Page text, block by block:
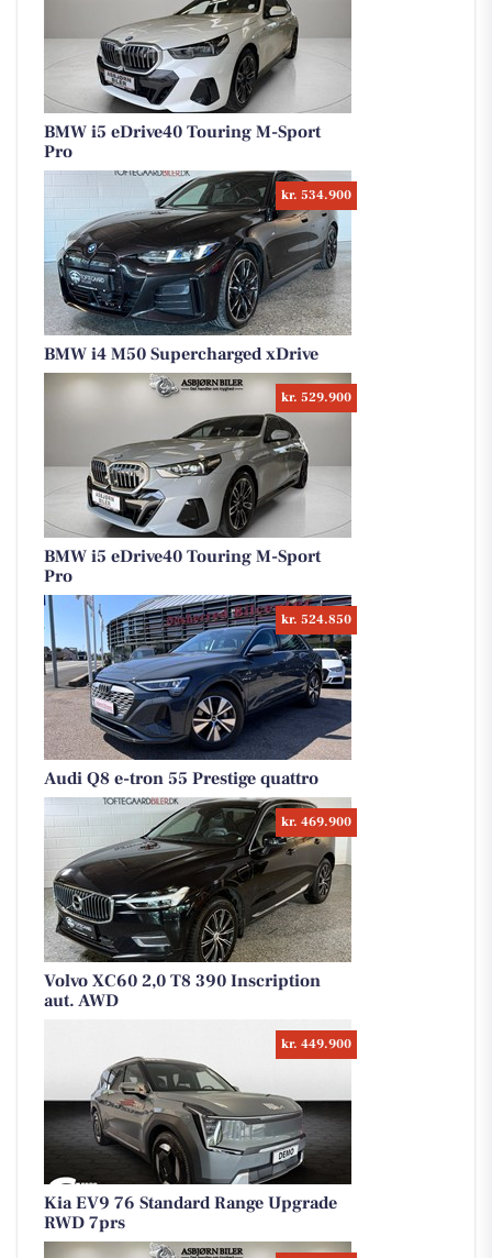
BMW i5 eDrive40 Touring M-Sport
Pro
kr. 534.900
BMW i4 M50 Supercharged xDrive
kr. 529.900
BMW i5 eDrive40 Touring M-Sport
Pro
kr. 524.850
Audi Q8 e-tron 55 Prestige quattro
kr. 469.900
Volvo XC60 2,0 T8 390 Inscription
aut. AWD
kr. 449.900
Kia EV9 76 Standard Range Upgrade
RWD 7prs